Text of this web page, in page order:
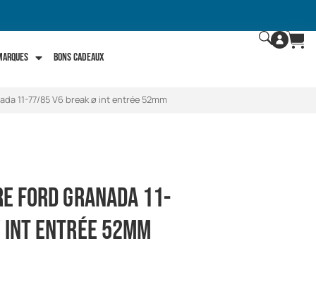
Bons Cadeaux
11-77/85 V6 break ø int entrée 52mm
Ford Granada 11-
entrée 52mm